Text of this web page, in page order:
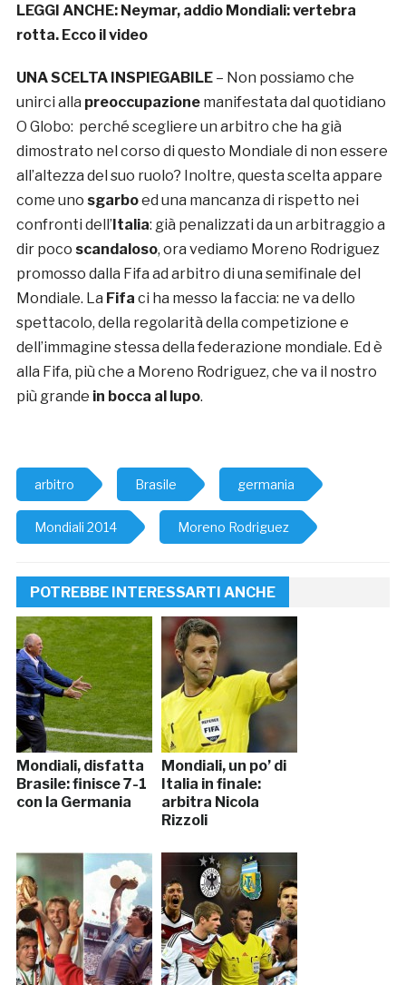
LEGGI ANCHE: Neymar, addio Mondiali: vertebra
rotta. Ecco il video
UNA SCELTA INSPIEGABILE– Non possiamo che
unirci alla preoccupazionemanifestata dal quotidiano
O Globo: perché scegliere un arbitro che ha già
dimostrato nel corso di questo Mondiale di non essere
all’altezza del suo ruolo? Inoltre, questa scelta appare
come uno sgarboed una mancanza di rispetto nei
confronti dell’Italia: già penalizzati da un arbitraggio a
dir poco scandaloso, ora vediamo Moreno Rodriguez
promosso dalla Fifa ad arbitro di una semifinale del
Mondiale. La Fifa ci ha messo la faccia: ne va dello
spettacolo, della regolarità della competizione e
dell’immagine stessa della federazione mondiale. Ed è
alla Fifa, più che a Moreno Rodriguez, che va il nostro
più grande in bocca al lupo.
arbitro Brasile germania
Mondiali 2014 Moreno Rodriguez
POTREBBE INTERESSARTI ANCHE
Mondiali, disfatta
Brasile: finisce 7-1
con la Germania
Mondiali, un po’ di
Italia in finale:
arbitra Nicola
Rizzoli